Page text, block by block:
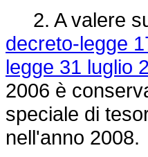
2. A valere
decreto-legge
legge 31 luglio
2006 è
speciale di
nell'anno 2008.